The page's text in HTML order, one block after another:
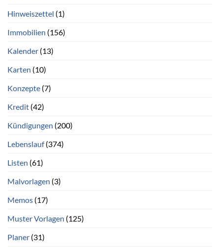
Hinweiszettel (1)
Immobilien (156)
Kalender (13)
Karten (10)
Konzepte (7)
Kredit (42)
Kündigungen (200)
Lebenslauf(374)
Listen (61)
Malvorlagen (3)
Memos (17)
Muster Vorlagen (125)
Planer (31)